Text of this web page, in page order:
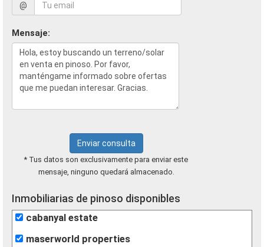
@
Mensaje:
Enviar consulta
* Tus datos son exclusivamente para enviar este
mensaje, ninguno quedará almacenado.
Inmobiliarias de pinoso disponibles
cabanyal estate
maserworld properties